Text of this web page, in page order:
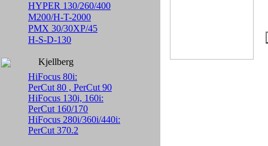
HYPER 130/260/400
M200/H-T-2000
PMX 30/30XP/45
H-S-D-130
Kjellberg
HiFocus 80i:
PerCut 80 , PerCut 90
HiFocus 130i, 160i:
PerCut 160/170
HiFocus 280i/360i/440i:
PerCut 370.2